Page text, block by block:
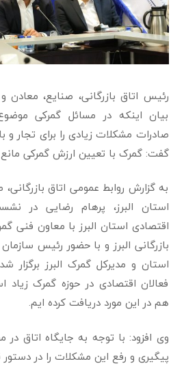
رئیس اتاق بازرگانی، صنایع، معادن
بیان اینکه در مسائل گمرکی
صادرات مشکلات زیادی را برای تجار و
گفت: گمرک با تعیین ارزش گمرکی مانع
به گزارش روابط عمومی اتاق
استان البرز، پرهام رضایی در
اقتصادی استان البرز با معاون فنی
بازرگانی البرز و با حضور رئیس
استان و مدیرکل گمرک البرز برگزار
فعالان اقتصادی در حوزه گمرک
هم در این مورد دریافت کرده ایم.
وی افزود: با توجه به‌ جایگاه اتاق
پیگیری و رفع این مشکلات را در دستور